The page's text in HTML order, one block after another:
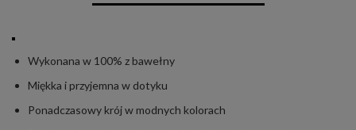
Wykonana w 100% z bawełny
Miękka i przyjemna w dotyku
Ponadczasowy krój w modnych kolorach